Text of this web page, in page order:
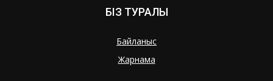
БІЗ ТУРАЛЫ
Байланыс
Жарнама